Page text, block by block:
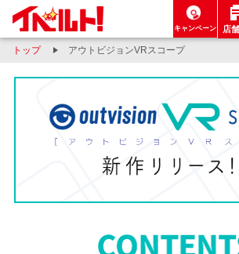
キャンペーン 店
トップ アウトビジョンVRスコープ